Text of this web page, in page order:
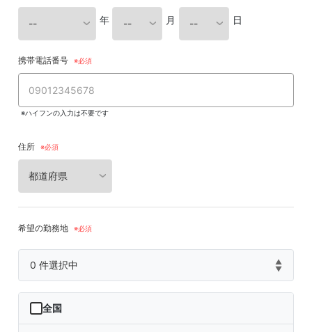
年 月 日
携帯電話番号
※ハイフンの入力は不要です
住所
希望の勤務地
0 件選択中
▲
▼
全国